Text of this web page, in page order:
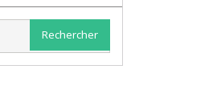
Rechercher